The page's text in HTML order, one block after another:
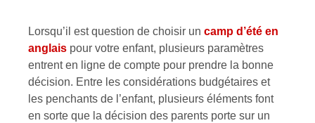
Lorsqu’il est question de choisir un camp d’été en
anglais pour votre enfant, plusieurs paramètres
entrent en ligne de compte pour prendre la bonne
décision. Entre les considérations budgétaires et
les penchants de l’enfant, plusieurs éléments font
en sorte que la décision des parents porte sur un